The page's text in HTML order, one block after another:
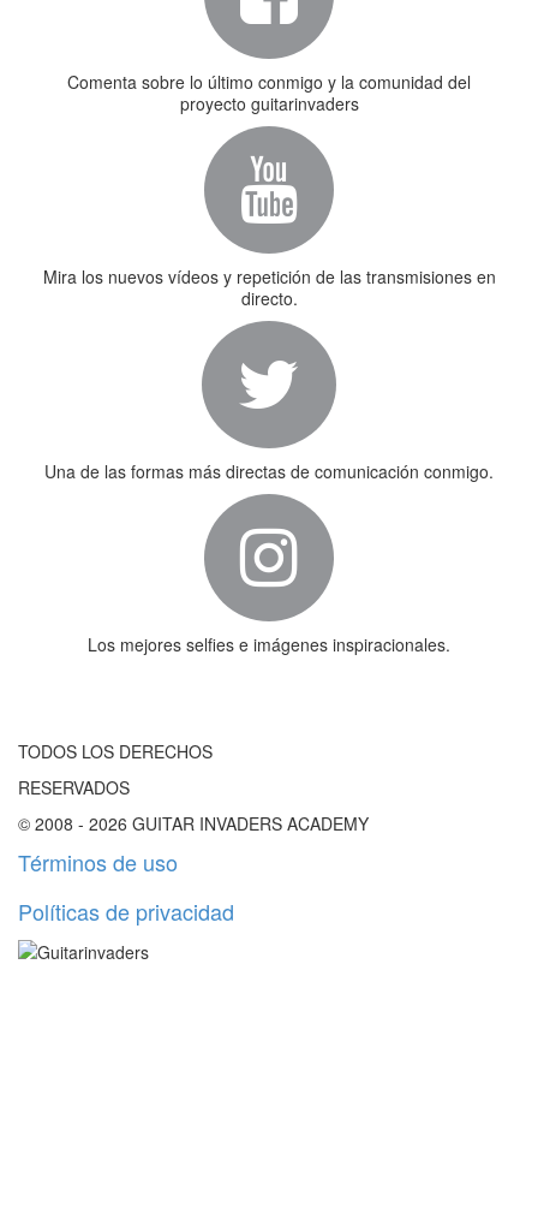
Comenta sobre lo último conmigo y la comunidad del
proyecto guitarinvaders
Mira los nuevos vídeos y repetición de las transmisiones en
directo.
Una de las formas más directas de comunicación conmigo.
Los mejores selfies e imágenes inspiracionales.
TODOS LOS DERECHOS
RESERVADOS
© 2008 - 2026 GUITAR INVADERS ACADEMY
Términos de uso
Políticas de privacidad